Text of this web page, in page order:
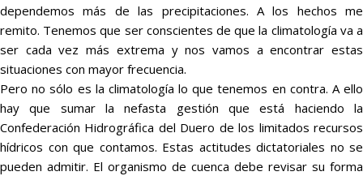
dependemos más de las precipitaciones. A los hechos me
remito. Tenemos que ser conscientes de que la climatología va a
ser cada vez más extrema y nos vamos a encontrar estas
situaciones con mayor frecuencia.
Pero no sólo es la climatología lo que tenemos en contra. A ello
hay que sumar la nefasta gestión que está haciendo la
Confederación Hidrográfica del Duero de los limitados recursos
hídricos con que contamos. Estas actitudes dictatoriales no se
pueden admitir. El organismo de cuenca debe revisar su forma